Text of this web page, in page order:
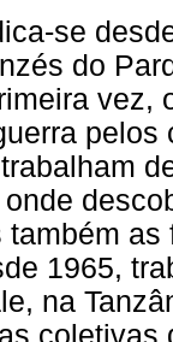
se
do
vez,
1965,
na